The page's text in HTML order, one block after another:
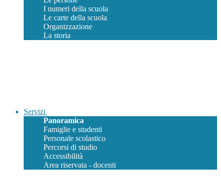
I numeri della scuola
Le carte della scuola
Organizzazione
La storia
Servizi
Panoramica
Famiglie e studenti
Personale scolastico
Percorsi di studio
Accessibilità
Area riservata - docenti